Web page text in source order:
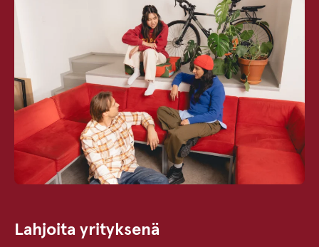
Lahjoita yrityksenä